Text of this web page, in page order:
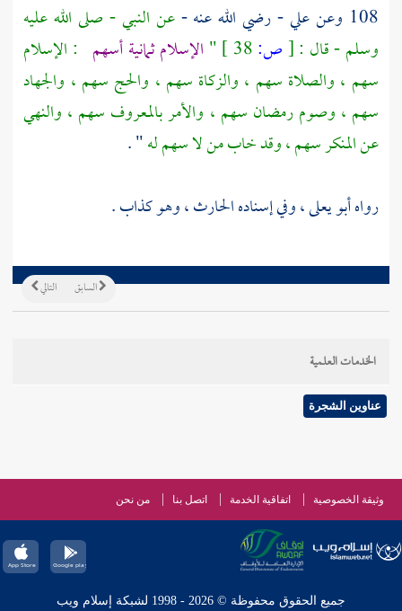
108 وعن علي- رضي الله عنه -عن النبي - صلى الله عليه
وسلم - قال :[ص: " الإسلام ثمانية أسهم : الإسلام
سهم ، والصلاة سهم ، والزكاة سهم ، والحج سهم ، والجهاد
سهم ، وصوم رمضان سهم ، والأمر بالمعروف سهم ، والنهي
عن المنكر سهم ، وقد خاب من لا سهم له" .
رواهأبو يعلى، وفي إسنادهالحارث، وهو كذاب .
التالي السابق
الخدمات العلمية
عناوين الشجرة
وثيقة الخصوصية اتفاقية الخدمة اتصل بنا من نحن
جميع الحقوق محفوظة © 2026 - 1998 لشبكة إسلام ويب